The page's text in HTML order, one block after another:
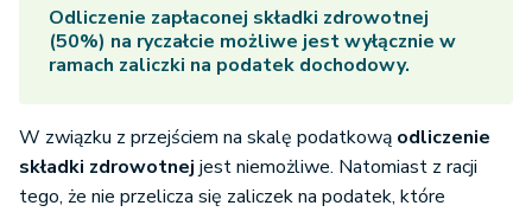
Odliczenie zapłaconej składki zdrowotnej
(50%) na ryczałcie możliwe jest wyłącznie w
ramach zaliczki na podatek dochodowy.
W związku z przejściem na skalę podatkową odliczenie
składki zdrowotnej jest niemożliwe. Natomiast z racji
tego, że nie przelicza się zaliczek na podatek, które